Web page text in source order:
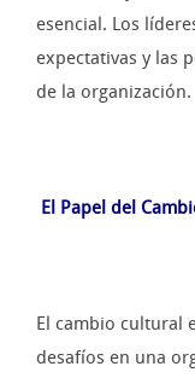
esencial. Los
expectativas y las
de la organización.
El Papel del
El cambio cultural
desafíos en una